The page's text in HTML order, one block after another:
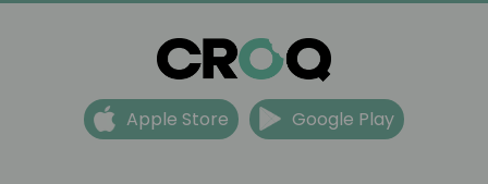
Apple Store Google Play